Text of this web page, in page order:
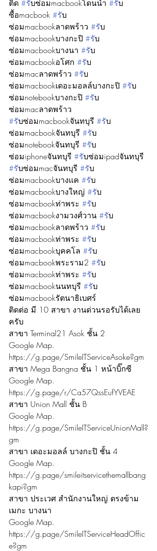
ติด #รับซ่อมmacbookโดนน้ำ #รับ
ซื้อmacbook #รับ
ซ่อมmacbookลาดพร้าว #รับ
ซ่อมmacbookบางกะปิ #รับ
ซ่อมmacbookบางนา #รับ
ซ่อมmacbookอโศก #รับ
ซ่อมmacลาดพร้าว #รับ
ซ่อมmacbookเดอะมอลล์บางกะปิ #รับ
ซ่อมnotebookบางกะปิ #รับ
ซ่อมmacลาดพร้าว
#รับซ่อมmacbookจันทบุรี #รับ
ซ่อมmacbookจันทบุรี #รับ
ซ่อมnotebookจันทบุรี #รับ
ซ่อมiphoneจันทบุรี #รับซ่อมipadจันทบุรี
#รับซ่อมmacจันทบุรี #รับ
ซ่อมmacbookบางเเค #รับ
ซ่อมmacbookบางใหญ่ #รับ
ซ่อมmacbookท่าพระ #รับ
ซ่อมmacbookงามวงศ์วาน #รับ
ซ่อมmacbookลาดพร้าว #รับ
ซ่อมmacbookท่าพระ #รับ
ซ่อมmacbookบุคคโล #รับ
ซ่อมmacbookพระราม2 #รับ
ซ่อมmacbookท่าพระ #รับ
ซ่อมmacbookนนทบุรี #รับ
ซ่อมmacbookรัตนาธิเบศร์
ติดต่อ มี 10 สาขา งานด่วนรอรับได้เลย
ครับ
สาขา Terminal21 Asok ชั้น 2
Google Map.
https://g.page/SmileITServiceAsoke?gm
สาขา Mega Bangna ชั้น 1 หน้าบิ๊กซี
Google Map.
https://g.page/r/Ca57QssEufYVEAE
สาขา Union Mall ชั้น B
Google Map.
https://g.page/SmileITServiceUnionMall?
gm
สาขา เดอะมอลล์ บางกะปิ ชั้น 4
Google Map.
https://g.page/smileitservicethemallbang
kapi?gm
สาขา ประเวศ สำนักงานใหญ่ ตรงข้าม
เมกะ บางนา
Google Map.
https://g.page/SmileITServiceHeadOffic
e?gm